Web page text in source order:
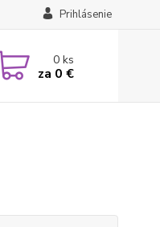
Prihlásenie
0ks
za 0 €